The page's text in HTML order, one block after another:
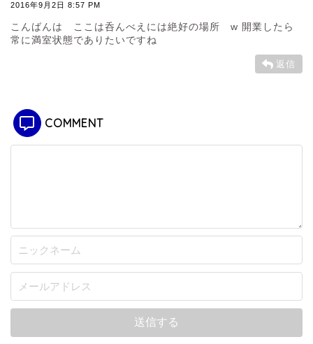
2016年9月2日 8:57 PM
こんばんは ここは呑んべえには絶好の場所 w 開業したら
常に満室状態でありたいですね
返信
COMMENT